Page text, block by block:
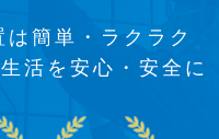
簡単・ラクラク
活を安心・安全に